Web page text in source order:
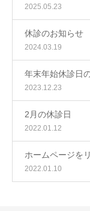
2025.05.23
休診のお知らせ
2024.03.19
年末年始休診日
2023.12.23
2月の休診日
2022.01.12
ホームページを
2022.01.10